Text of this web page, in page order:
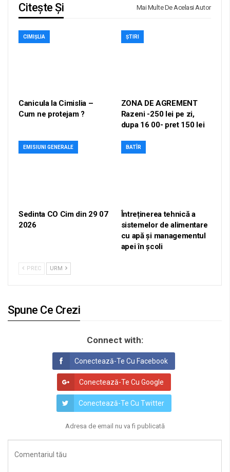
Citește Și Mai Multe De Acelasi Autor
CIMIȘLIA
Canicula la Cimislia –
Cum ne protejam ?
ȘTIRI
ZONA DE AGREMENT
Razeni -250 lei pe zi,
dupa 16 00- pret 150 lei
EMISIUNI GENERALE
Sedinta CO Cim din 29 07
2026
BATÎR
Întreținerea tehnică a
sistemelor de alimentare
cu apă și managementul
apei în școli
PREC URM
Spune Ce Crezi
Connect with:
Conectează-Te Cu Facebook
Conectează-Te Cu Google
Conectează-Te Cu Twitter
Adresa de email nu va fi publicată